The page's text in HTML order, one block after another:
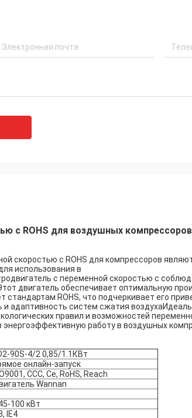
с ROHS для воздушных
скоростью с ROHS для компрессоров
использования в
с переменной скоростью с
двигатель обеспечивает оптимальную
стандартам ROHS, что подчеркивает его
адаптивность систем сжатия
правил и возможностей
работу в воздушных
90S-4/2 0,85/1.1КВт
онлайн-запуск
CCC, Ce, RoHS, Reach
Wannan
100 кВт
IE4